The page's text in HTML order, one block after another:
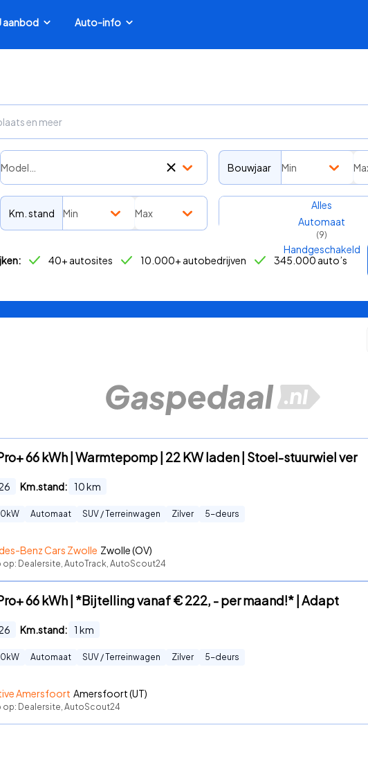
aanbod Auto-info
Model… Bouwjaar Min
Km. stand Min Max
Transmissie
Alles
Automaat
(9)
Handgeschakeld
40+ autosites 10.000+ autobedrijven 345.000 auto’s
66 kWh | Warmtepomp | 22 KW laden | Stoel-stuurwiel ver
Km.stand: 10km
kW Automaat SUV / Terreinwagen Zilver 5-deurs
Benz Cars Zwolle Zwolle (OV)
op: Dealersite, AutoTrack, AutoScout24
66 kWh | *Bijtelling vanaf € 222, - per maand!* | Adapt
Km.stand: 1 km
kW Automaat SUV / Terreinwagen Zilver 5-deurs
Amersfoort Amersfoort (UT)
op: Dealersite, AutoScout24